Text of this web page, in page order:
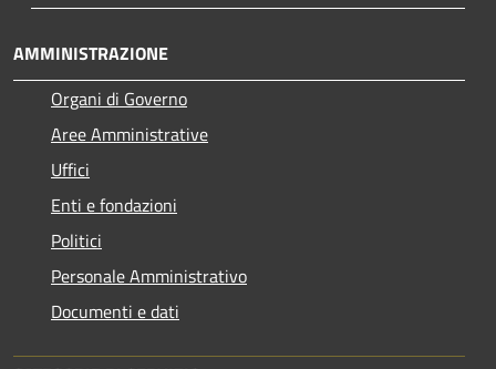
AMMINISTRAZIONE
Organi di Governo
Aree Amministrative
Uffici
Enti e fondazioni
Politici
Personale Amministrativo
Documenti e dati